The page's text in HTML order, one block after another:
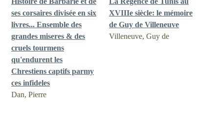
ses corsaires divisée en six
livres... Ensemble des
grandes miseres & des
cruels tourmens
qu'endurent les
Chrestiens captifs parmy
ces infideles
Dan, Pierre
XVIIIe siècle: le mémoire
de Guy de Villeneuve
Villeneuve, Guy de